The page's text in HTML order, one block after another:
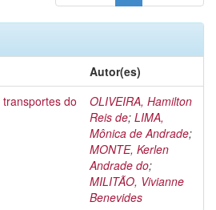
Autor(es)
do
OLIVEIRA, Hamilton
Reis de; LIMA,
Mônica de Andrade;
MONTE, Kerlen
Andrade do;
MILITÃO, Vivianne
Benevides